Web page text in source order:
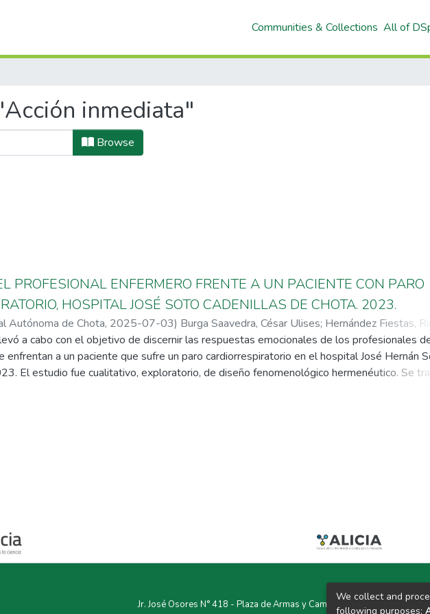
Communities & Collections All of
inmediata"
Browse
PROFESIONAL ENFERMERO FRENTE A UN PACIENTE CON PARO
HOSPITAL JOSÉ SOTO CADENILLAS DE CHOTA. 2023.
Autónoma de Chota, 2025-07-03) Burga Saavedra, César Ulises; Hernández Fiestas,
a cabo con el objetivo de discernir las respuestas emocionales de los profesionales
enfrentan a un paciente que sufre un paro cardiorrespiratorio en el hospital José Hernán
El estudio fue cualitativo, exploratorio, de diseño fenomenológico hermenéutico. Se
servicio de emergencia, se determinó por conveniencia, el instrumento utilizado para la
sentimientos de frustración, impotencia, desesperación y culpabilidad. A su vez, se
en casos de pacientes jóvenes; positivas, cuando los pacientes se recuperan y
la comunicación inmediata, el entrenamiento del profesional y el trabajo en equipo.
Jr. José Osores N° 418 - Plaza de Armas y Campus Universitarios Colpa
We collect and
following purposes: